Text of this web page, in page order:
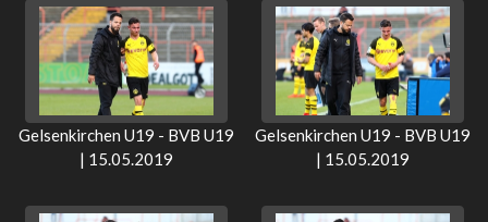
Gelsenkirchen U19 - BVB U19
| 15.05.2019
Gelsenkirchen U19 - BVB U19
| 15.05.2019